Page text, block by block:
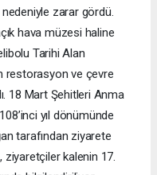
nedeniyle zarar gördü.
hava müzesi haline
Tarihi Alan
restorasyon ve çevre
18 Mart Şehitleri Anma
yıl dönümünde
tarafından ziyarete
ziyaretçiler kalenin 17.